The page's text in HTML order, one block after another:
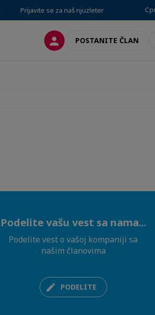
Prijavite se za naš njuzleter
PRIJAVAPOSTANITE ČLAN
Podelite vašu vest sa nama...
Podelite vest o vašoj kompaniji sa
našim članovima
PODELITE